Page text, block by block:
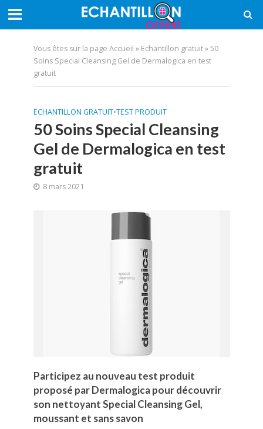
Vous êtes sur la page Accueil » Echantillon gratuit»50
Soins Special Cleansing Gel de Dermalogica en test
gratuit
ECHANTILLON GRATUIT•TEST PRODUIT
50 Soins Special Cleansing
Gel de Dermalogica en test
gratuit
8 mars 2021
Participez au nouveau test produit
proposé par Dermalogica pour découvrir
son nettoyant Special Cleansing Gel,
moussant et sans savon